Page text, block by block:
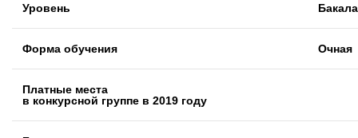
Уровень
Форма обучения Очная
Платные места
в конкурсной группе в 2019 году